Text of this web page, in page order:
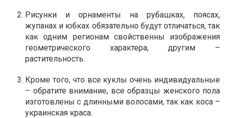
Рисунки и орнаменты на рубашках, поясах,
жупанах и юбках обязательно будут отличаться, так
как одним регионам свойственны изображения
геометрического характера, другим –
растительность.
Кроме того, что все куклы очень индивидуальные
– обратите внимание, все образцы женского пола
изготовлены с длинными волосами, так как коса –
украинская краса.